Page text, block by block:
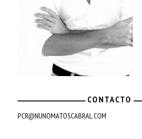
CONTACTO
PCR@NUNOMATOSCABRAL.COM